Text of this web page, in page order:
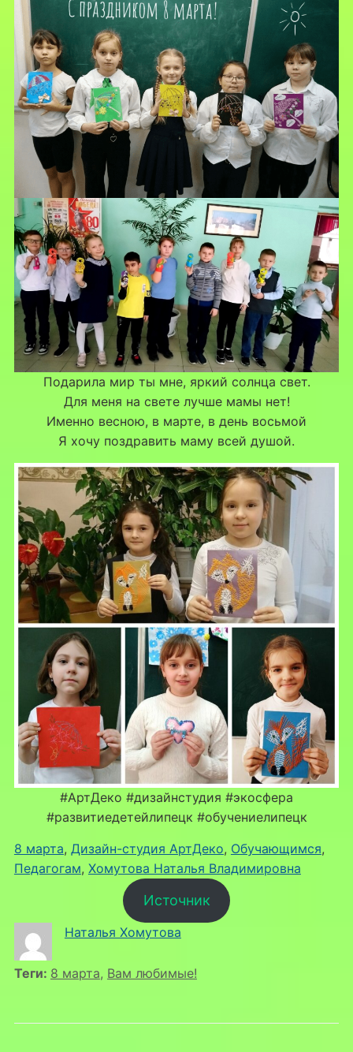
Подарила мир ты мне, яркий солнца свет.
Для меня на свете лучше мамы нет!
Именно весною, в марте, в день восьмой
Я хочу поздравить маму всей душой.
#АртДеко #дизайнстудия #экосфера
#развитиедетейлипецк #обучениелипецк
8 марта, Дизайн-студия АртДеко, Обучающимся
Педагогам, Хомутова Наталья Владимировна
Источник
Наталья Хомутова
Теги: 8 марта, Вам любимые!